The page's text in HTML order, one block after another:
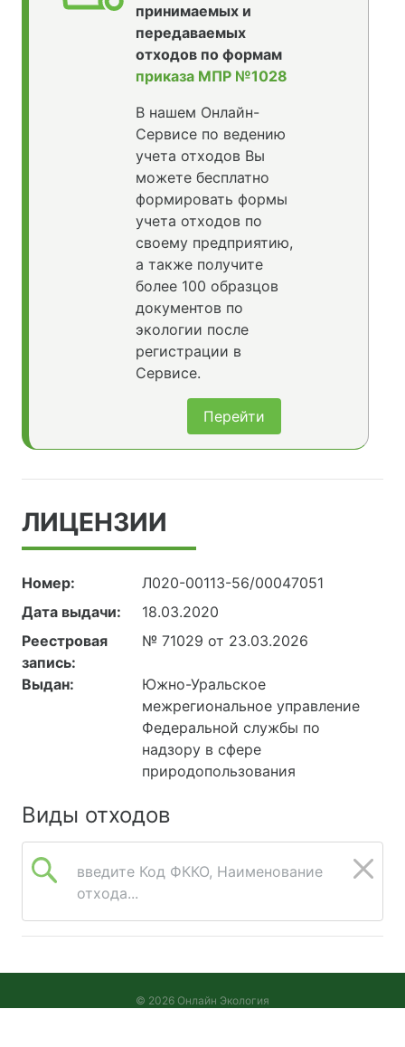
принимаемых и
передаваемых
отходов по формам
приказа МПР №1028
В нашем Онлайн-
Сервисе по ведению
учета отходов Вы
можете бесплатно
формировать формы
учета отходов по
своему предприятию,
а также получите
более 100 образцов
документов по
экологии после
регистрации в
Сервисе.
Перейти
ЛИЦЕНЗИИ
Номер:
Л020-00113-56/00047051
Дата выдачи:
18.03.2020
Реестровая
запись:
№ 71029 от 23.03.2026
Выдан:
Южно-Уральское
межрегиональное управление
Федеральной службы по
надзору в сфере
природопользования
Виды отходов
введите Код ФККО, Наименование
отхода...
© 2026 Онлайн Экология